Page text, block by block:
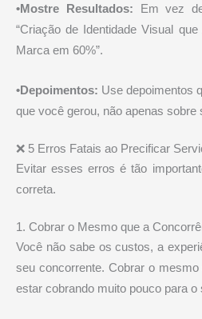
•Mostre Resultados: Em vez
“Criação de Identidade Visual
Marca em 60%”.
•Depoimentos: Use depoimentos
que você gerou, não apenas sobre
❌ 5 Erros Fatais ao Precificar
Evitar esses erros é tão
correta.
1. Cobrar o Mesmo que a
Você não sabe os custos, a
seu concorrente. Cobrar o
estar cobrando muito pouco para o